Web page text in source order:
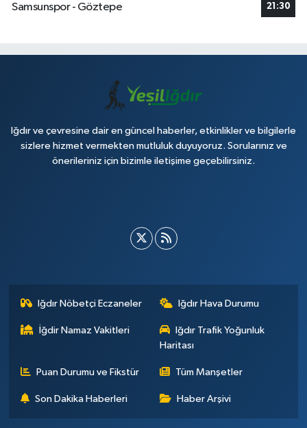
Samsunspor - Göztepe
21:30
Iğdır ve çevresine dair en güncel haberler, etkinlikler ve bilgilerle
sizlere hizmet vermekten mutluluk duyuyoruz. Sorularınız ve
önerileriniz için bizimle iletişime geçebilirsiniz.
Iğdır Nöbetçi Eczaneler Iğdır Hava Durumu
İğdir Namaz Vakitleri
Iğdır Trafik Yoğunluk
Haritası
Puan Durumu ve Fikstür Tüm Manşetler
Son Dakika Haberleri Haber Arşivi